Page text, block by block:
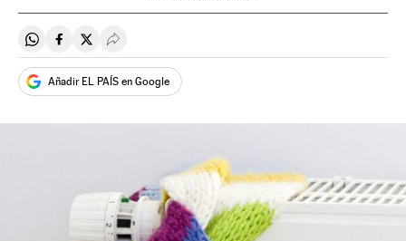
Compartir en Whatsapp
Compartir en Facebook
Compartir en Twitter
Desplegar Redes Sociales
Añadir EL PAÍS en Google